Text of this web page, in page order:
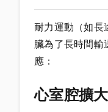
耐力運動（如長
臟為了長時間輸
應：
心室腔擴